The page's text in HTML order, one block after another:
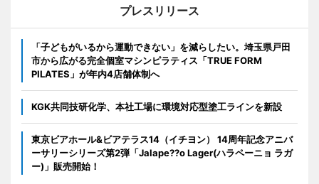
プレスリリース
「子どもがいるから運動できない」を減らしたい。埼玉県戸田
市から広がる完全個室マシンピラティス「TRUE FORM
PILATES」が年内4店舗体制へ
KGK共同技研化学、本社工場に環境対応型塗工ラインを新設
東京ビアホール&ビアテラス14（イチヨン） 14周年記念アニバ
ーサリーシリーズ第2弾「Jalape??o Lager(ハラペーニョ ラガ
ー)」販売開始！